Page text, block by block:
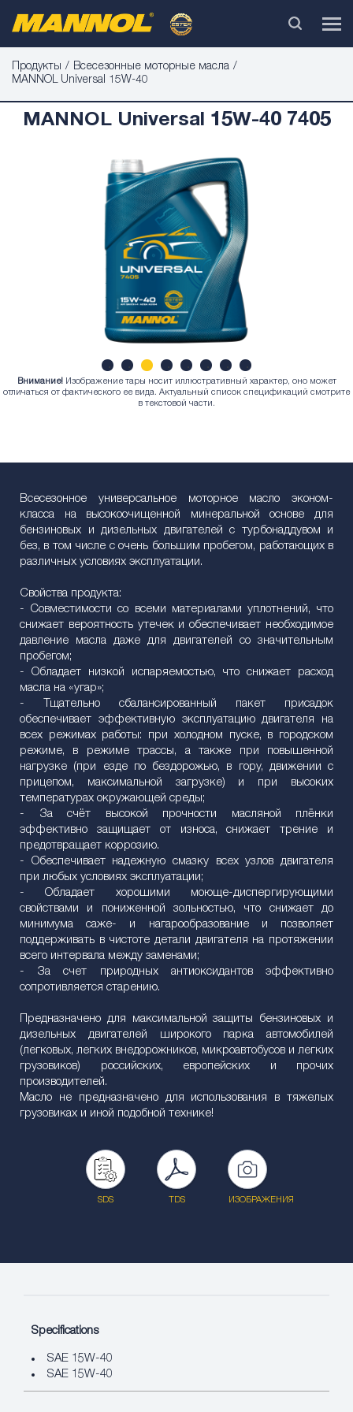
Продукты
Bсесезонные моторные масла
MANNOL Universal 15W-40
MANNOL Universal 15W-40 7405
1 2 3 6 7
Внимание! Изображение тары носит иллюстративный характер, оно может
отличаться от фактического ее вида. Актуальный список спецификаций смотрите
в текстовой части.
Всесезонное универсальное моторное масло эконом-
класса на высокоочищенной минеральной основе для
бензиновых и дизельных двигателей с турбонаддувом и
без, в том числе с очень большим пробегом, работающих в
различных условиях эксплуатации.
Свойства продукта:
- Совместимости со всеми материалами уплотнений, что
снижает вероятность утечек и обеспечивает необходимое
давление масла даже для двигателей со значительным
пробегом;
- Обладает низкой испаряемостью, что снижает расход
масла на «угар»;
- Тщательно сбалансированный пакет присадок
обеспечивает эффективную эксплуатацию двигателя на
всех режимах работы: при холодном пуске, в городском
режиме, в режиме трассы, а также при повышенной
нагрузке (при езде по бездорожью, в гору, движении с
прицепом, максимальной загрузке) и при высоких
температурах окружающей среды;
- За счёт высокой прочности масляной плёнки
эффективно защищает от износа, снижает трение и
предотвращает коррозию.
- Обеспечивает надежную смазку всех узлов двигателя
при любых условиях эксплуатации;
- Обладает хорошими моюще-диспергирующими
свойствами и пониженной зольностью, что снижает до
минимума саже- и нагарообразование и позволяет
поддерживать в чистоте детали двигателя на протяжении
всего интервала между заменами;
- За счет природных антиоксидантов эффективно
сопротивляется старению.
Предназначено для максимальной защиты бензиновых и
дизельных двигателей широкого парка автомобилей
(легковых, легких внедорожников, микроавтобусов и легких
грузовиков) российских, европейских и прочих
производителей.
Масло не предназначено для использования в тяжелых
грузовиках и иной подобной технике!
SDS TDS ИЗОБРАЖЕНИЯ
Specifications
SAE 15W-40
SAE 15W-40